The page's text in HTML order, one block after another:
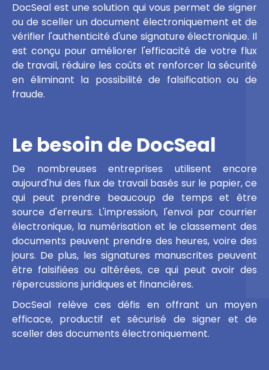
DocSeal est une solution qui vous permet de signer
ou de sceller un document électroniquement et de
vérifier l'authenticité d'une signature électronique. Il
est conçu pour améliorer l'efficacité de votre flux
de travail, réduire les coûts et renforcer la sécurité
en éliminant la possibilité de falsification ou de
fraude.
Le besoin de DocSeal
De nombreuses entreprises utilisent encore
aujourd'hui des flux de travail basés sur le papier, ce
qui peut prendre beaucoup de temps et être
source d'erreurs. L'impression, l'envoi par courrier
électronique, la numérisation et le classement des
documents peuvent prendre des heures, voire des
jours. De plus, les signatures manuscrites peuvent
être falsifiées ou altérées, ce qui peut avoir des
répercussions juridiques et financières.
DocSeal relève ces défis en offrant un moyen
efficace, productif et sécurisé de signer et de
sceller des documents électroniquement.